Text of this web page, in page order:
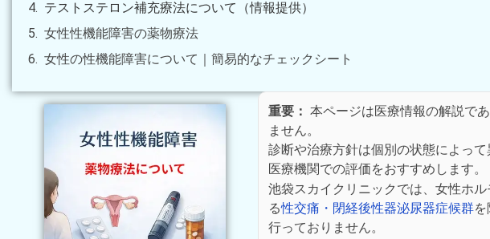
テストステロン補充療法について（情報提供）
女性性機能障害の薬物療法
女性の性機能障害について｜簡易的なチェックシート
重要： 本ページは医療情報の解説で
ません。
診断や治療方針は個別の状態によっ
医療機関での評価をおすすめします。
池袋スカイクリニックでは、女性ホ
る性交痛・閉経後性器泌尿器症候群を
行っておりません。